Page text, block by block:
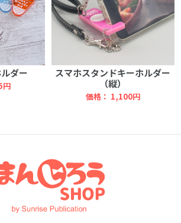
ダー
円
スマホスタンドキーホルダー
（縦）
価格： 1,100円